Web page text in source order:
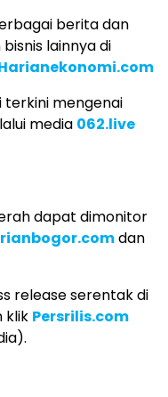
berita dan
lainnya di
terkini mengenai
media 062.live
dapat dimonitor
dan
release serentak di
klik Persrilis.com